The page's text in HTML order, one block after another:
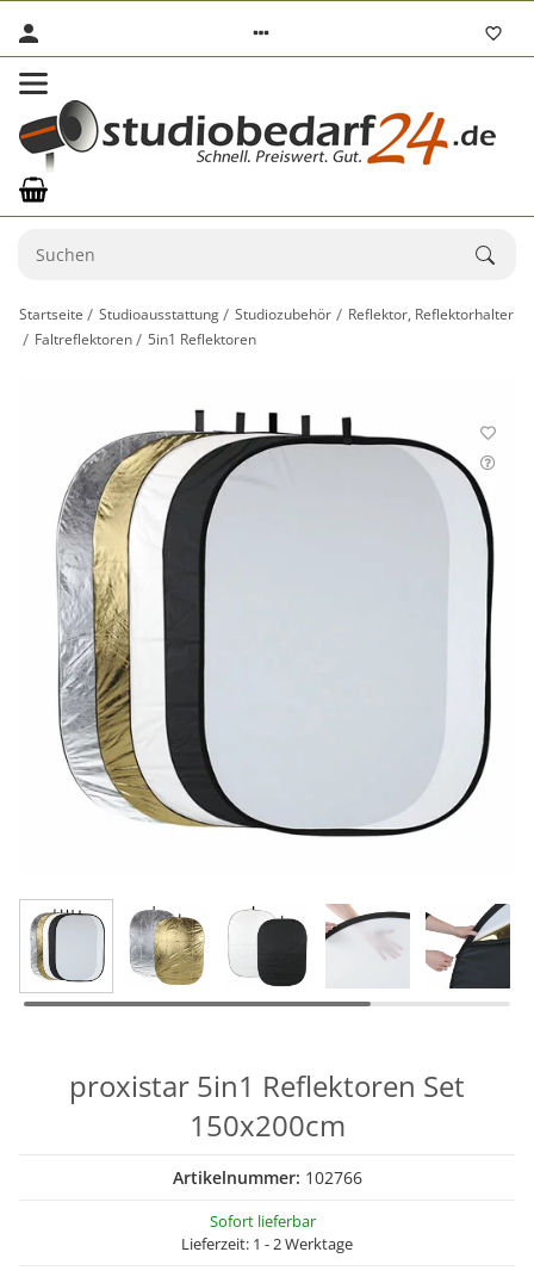
Startseite Studioausstattung Studiozubehör
Reflektor, Reflektorhalter
Faltreflektoren
5in1 Reflektoren
proxistar 5in1 Reflektoren Set
150x200cm
Artikelnummer: 102766
Sofort lieferbar
Lieferzeit: 1 - 2 Werktage